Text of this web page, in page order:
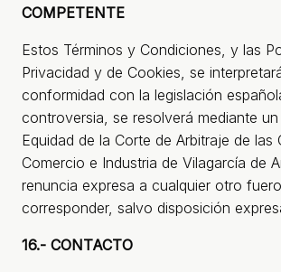
COMPETENTE
Estos Términos y Condiciones, y las
Privacidad y de Cookies, se
conformidad con la legislación
controversia, se resolverá mediante
Equidad de la Corte de Arbitraje de las
Comercio e Industria de Vilagarcía de
renuncia expresa a cualquier otro
corresponder, salvo disposición
16.- CONTACTO